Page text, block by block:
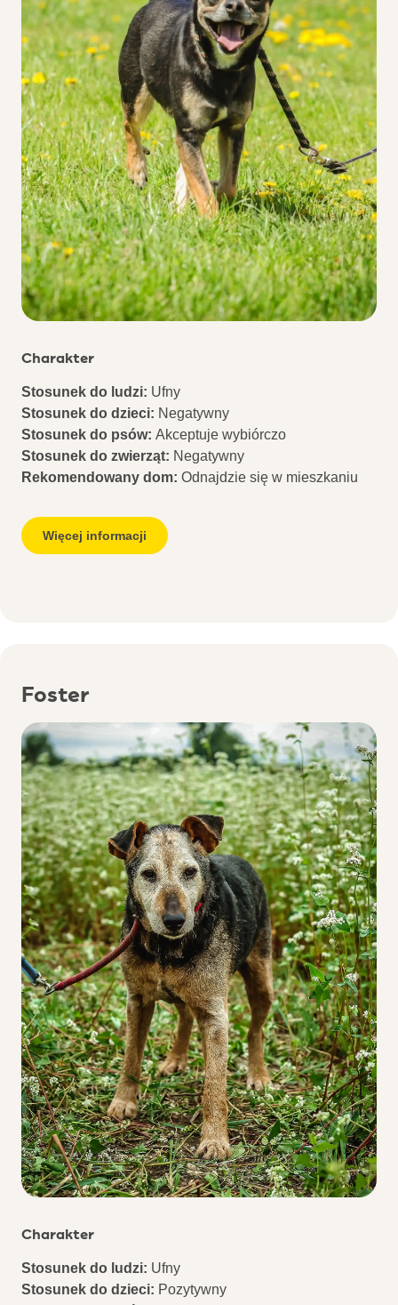
Charakter
Stosunek do ludzi: Ufny
Stosunek do dzieci: Negatywny
Stosunek do psów: Akceptuje wybiórczo
Stosunek do zwierząt: Negatywny
Rekomendowany dom: Odnajdzie się w mieszkaniu
Więcej informacji
Foster
Charakter
Stosunek do ludzi: Ufny
Stosunek do dzieci: Pozytywny